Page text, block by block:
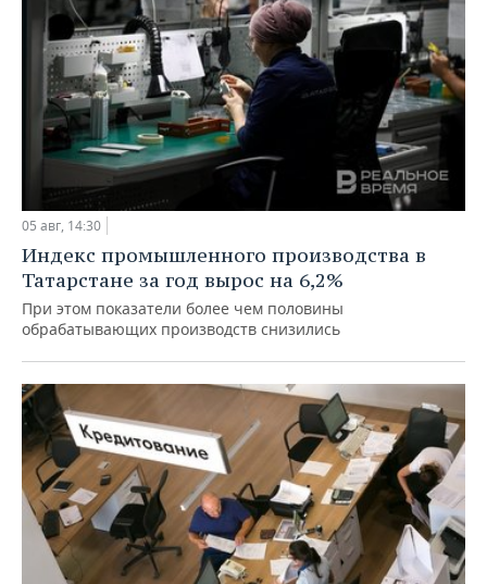
05 авг, 14:30
Индекс промышленного производства в
Татарстане за год вырос на 6,2%
При этом показатели более чем половины
обрабатывающих производств снизились